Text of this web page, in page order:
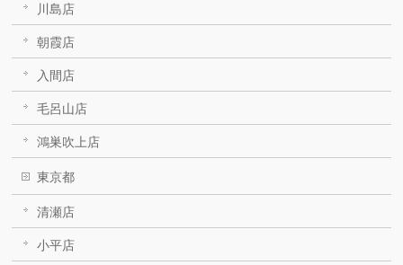
川島店
朝霞店
入間店
毛呂山店
鴻巣吹上店
東京都
清瀬店
小平店